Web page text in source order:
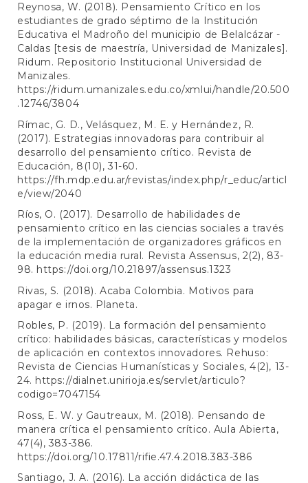
Reynosa, W. (2018). Pensamiento Crítico en los
estudiantes de grado séptimo de la Institución
Educativa el Madroño del municipio de Belalcázar -
Caldas [tesis de maestría, Universidad de Manizales].
Ridum. Repositorio Institucional Universidad de
Manizales.
https://ridum.umanizales.edu.co/xmlui/handle/20.500
.12746/3804
Rímac, G. D., Velásquez, M. E. y Hernández, R.
(2017). Estrategias innovadoras para contribuir al
desarrollo del pensamiento crítico. Revista de
Educación, 8(10), 31-60.
https://fh.mdp.edu.ar/revistas/index.php/r_educ/articl
e/view/2040
Ríos, O. (2017). Desarrollo de habilidades de
pensamiento crítico en las ciencias sociales a través
de la implementación de organizadores gráficos en
la educación media rural. Revista Assensus, 2(2), 83-
98. https://doi.org/10.21897/assensus.1323
Rivas, S. (2018). Acaba Colombia. Motivos para
apagar e irnos. Planeta.
Robles, P. (2019). La formación del pensamiento
crítico: habilidades básicas, características y modelos
de aplicación en contextos innovadores. Rehuso:
Revista de Ciencias Humanísticas y Sociales, 4(2), 13-
24. https://dialnet.unirioja.es/servlet/articulo?
codigo=7047154
Ross, E. W. y Gautreaux, M. (2018). Pensando de
manera crítica el pensamiento crítico. Aula Abierta,
47(4), 383-386.
https://doi.org/10.17811/rifie.47.4.2018.383-386
Santiago, J. A. (2016). La acción didáctica de las